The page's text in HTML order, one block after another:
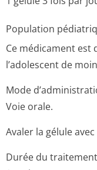
Population
Ce médicament est
l’adolescent de
Mode
Voie orale.
Avaler la gélule
Durée du traitement